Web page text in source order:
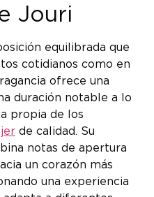
Jouri
equilibrada que
cotidianos como en
ofrece una
duración notable a lo
propia de los
de calidad. Su
notas de apertura
un corazón más
una experiencia